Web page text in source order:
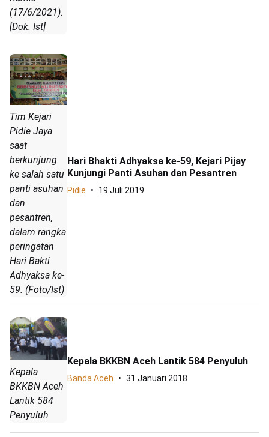
(17/6/2021).
[Dok. Ist]
Tim Kejari
Pidie Jaya
saat
berkunjung
ke salah satu
panti asuhan
dan
pesantren,
dalam rangka
peringatan
Hari Bakti
Adhyaksa ke-
59. (Foto/Ist)
Hari Bhakti Adhyaksa ke-59, Kejari Pijay
Kunjungi Panti Asuhan dan Pesantren
Pidie 19 Juli 2019
Kepala
BKKBN Aceh
Lantik 584
Penyuluh
Kepala BKKBN Aceh Lantik 584 Penyuluh
Banda Aceh 31 Januari 2018